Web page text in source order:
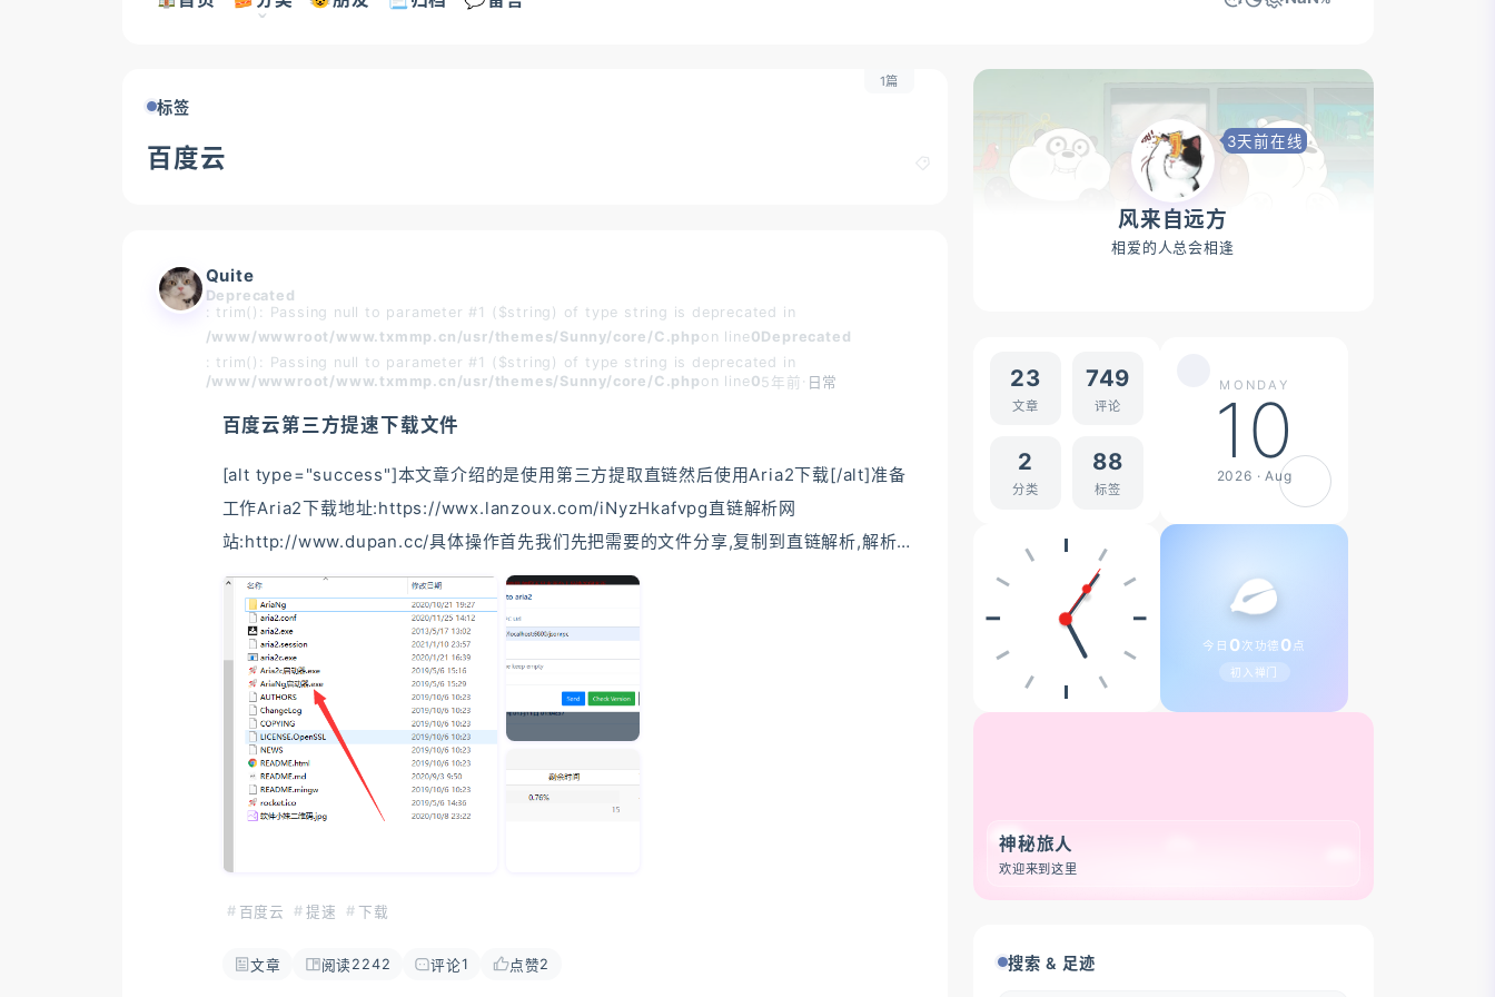
标签
百度云
1篇
Quite
Deprecated
: trim(): Passing null to parameter #1 ($string) of type string is deprecated in
/www/wwwroot/www.txmmp.cn/usr/themes/Sunny/core/C.php on line0Deprecated
: trim(): Passing null to parameter #1 ($string) of type string is deprecated in
/www/wwwroot/www.txmmp.cn/usr/themes/Sunny/core/C.php on line05年前 · 日常
百度云第三方提速下载文件
[alt type="success"]本文章介绍的是使用第三方提取直链然后使用Aria2下载[/alt]准备
工作Aria2下载地址:https://wwx.lanzoux.com/iNyzHkafvpg直链解析网
站:http://www.dupan.cc/具体操作首先我们先把需要的文件分享,复制到直链解析,解析
出直链地址解压我们下载的Aria2,打开Ng启动器打开后如下图显示已连接就说明OK,接着
我们在解析的网页点击推送到Aria,一般默认推送Rpc地址
为:http://localhost:6800/jsonrpc ,token默认为空如推送失败可以去Aria2网页点击
Aria状态查看Rpc
百度云 提速 下载
文章 阅读 2242 评论1 点赞2
3天前在线
风来自远方
相爱的人总会相逢
23
文章
749
评论
2
分类
88
标签
MONDAY
10
2026 · Aug
今日 0次 功德 0点
初入禅门
神秘旅人
欢迎来到这里
搜索 & 足迹